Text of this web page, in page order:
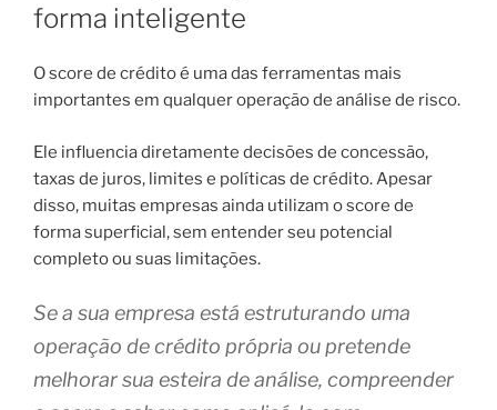
forma inteligente
O score de crédito é uma das ferramentas mais
importantes em qualquer operação de análise de risco.
Ele influencia diretamente decisões de concessão,
taxas de juros, limites e políticas de crédito. Apesar
disso, muitas empresas ainda utilizam o score de
forma superficial, sem entender seu potencial
completo ou suas limitações.
Se a sua empresa está estruturando uma
operação de crédito própria ou pretende
melhorar sua esteira de análise, compreender